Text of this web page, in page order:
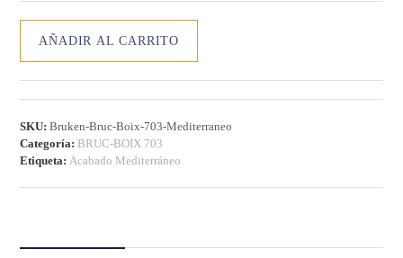
BRUC-
BOIX
703
-
MEDITERRÁNEO
cantidad
AÑADIR AL CARRITO
SKU:Bruken-Bruc-Boix-703-Mediterraneo
Categoría: BRUC-BOIX 703
Etiqueta: Acabado Mediterráneo